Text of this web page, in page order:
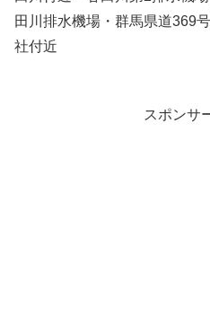
田川排水機場・群馬県道369
社付近
スポンサ